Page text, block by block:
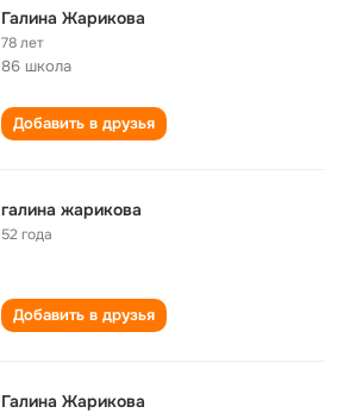
Галина Жарикова
78 лет
86 школа
Добавить в друзья
галина жарикова
52 года
Добавить в друзья
Галина Жарикова